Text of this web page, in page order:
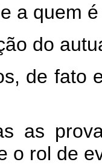
quem é
do
fato e
o rol de